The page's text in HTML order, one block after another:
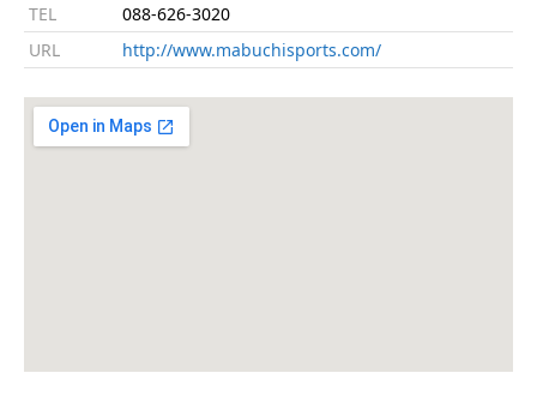
TEL
088-626-3020
URL
http://www.mabuchisports.com/